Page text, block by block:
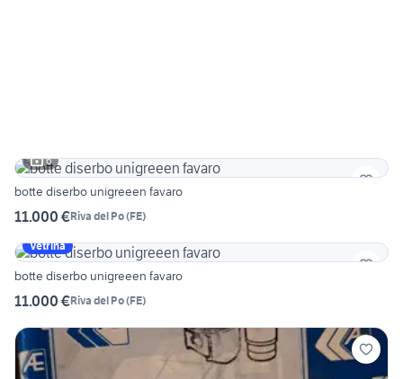
6
botte diserbo unigreeen favaro
11.000 €Riva del Po(FE)
Vetrina
botte diserbo unigreeen favaro
11.000 €Riva del Po(FE)